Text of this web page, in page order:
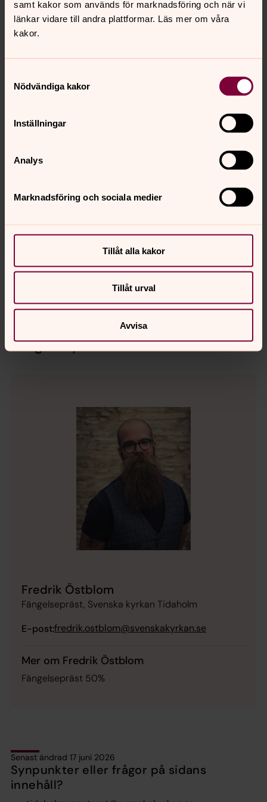
samt kakor som används för marknadsföring och när vi
länkar vidare till andra plattformar. Läs mer om våra
kakor.
Nödvändiga kakor
Inställningar
Analys
Marknadsföring och sociala medier
Tillåt alla kakor
Tillåt urval
Avvisa
Magnus Hedström
Tjänstebiträde, Svenska kyrkan Tidaholm
Direkt:0502-197 72Växel:0502-197 70
magnus.hedstrom@svenskakyrkan.se
Fängelsepräst
Fredrik Östblom
Fängelsepräst, Svenska kyrkan Tidaholm
E-post:fredrik.ostblom@svenskakyrkan.se
Mer om Fredrik Östblom
Fängelsepräst 50%
Senast ändrad 17 juni 2026
Synpunkter eller frågor på sidans
innehåll?